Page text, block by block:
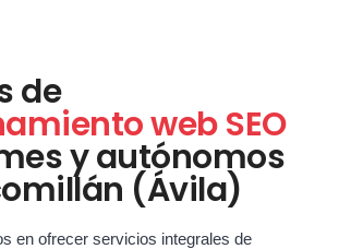
de
web SEO
y autónomos
(Ávila)
en ofrecer servicios integrales de